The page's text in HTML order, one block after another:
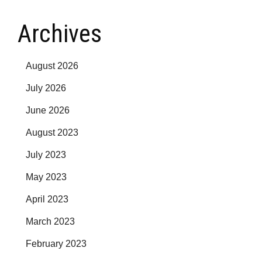
Archives
August 2026
July 2026
June 2026
August 2023
July 2023
May 2023
April 2023
March 2023
February 2023